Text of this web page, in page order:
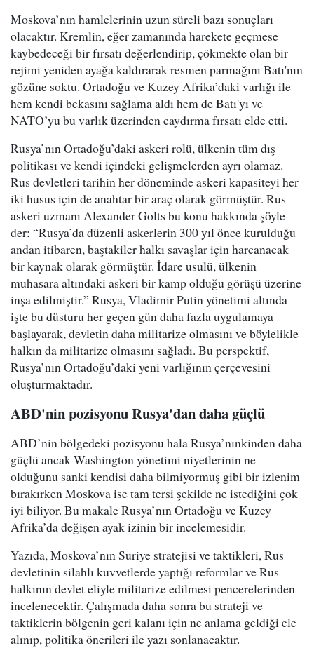
Moskova’nın hamlelerinin uzun süreli bazı sonuçları
olacaktır. Kremlin, eğer zamanında harekete geçmese
kaybedeceği bir fırsatı değerlendirip, çökmekte olan bir
rejimi yeniden ayağa kaldırarak resmen parmağını Batı'nın
gözüne soktu. Ortadoğu ve Kuzey Afrika’daki varlığı ile
hem kendi bekasını sağlama aldı hem de Batı'yı ve
NATO’yu bu varlık üzerinden caydırma fırsatı elde etti.
Rusya’nın Ortadoğu’daki askeri rolü, ülkenin tüm dış
politikası ve kendi içindeki gelişmelerden ayrı olamaz.
Rus devletleri tarihin her döneminde askeri kapasiteyi her
iki husus için de anahtar bir araç olarak görmüştür. Rus
askeri uzmanı Alexander Golts bu konu hakkında şöyle
der; “Rusya’da düzenli askerlerin 300 yıl önce kurulduğu
andan itibaren, baştakiler halkı savaşlar için harcanacak
bir kaynak olarak görmüştür. İdare usulü, ülkenin
muhasara altındaki askeri bir kamp olduğu görüşü üzerine
inşa edilmiştir.” Rusya, Vladimir Putin yönetimi altında
işte bu düsturu her geçen gün daha fazla uygulamaya
başlayarak, devletin daha militarize olmasını ve böylelikle
halkın da militarize olmasını sağladı. Bu perspektif,
Rusya’nın Ortadoğu’daki yeni varlığının çerçevesini
oluşturmaktadır.
ABD'nin pozisyonu Rusya'dan daha güçlü
ABD’nin bölgedeki pozisyonu hala Rusya’nınkinden daha
güçlü ancak Washington yönetimi niyetlerinin ne
olduğunu sanki kendisi daha bilmiyormuş gibi bir izlenim
bırakırken Moskova ise tam tersi şekilde ne istediğini çok
iyi biliyor. Bu makale Rusya’nın Ortadoğu ve Kuzey
Afrika’da değişen ayak izinin bir incelemesidir.
Yazıda, Moskova’nın Suriye stratejisi ve taktikleri, Rus
devletinin silahlı kuvvetlerde yaptığı reformlar ve Rus
halkının devlet eliyle militarize edilmesi pencerelerinden
incelenecektir. Çalışmada daha sonra bu strateji ve
taktiklerin bölgenin geri kalanı için ne anlama geldiği ele
alınıp, politika önerileri ile yazı sonlanacaktır.